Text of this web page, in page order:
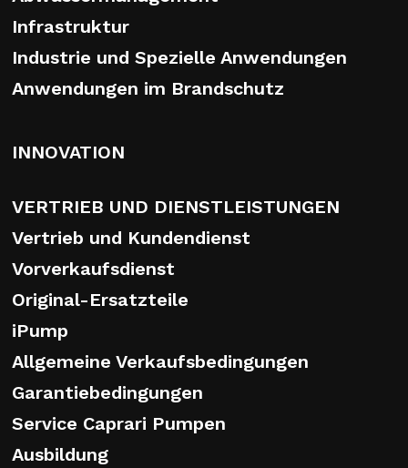
Infrastruktur
Industrie und Spezielle Anwendungen
Anwendungen im Brandschutz
INNOVATION
VERTRIEB UND DIENSTLEISTUNGEN
Vertrieb und Kundendienst
Vorverkaufsdienst
Original-Ersatzteile
iPump
Allgemeine Verkaufsbedingungen
Garantiebedingungen
Service Caprari Pumpen
Ausbildung